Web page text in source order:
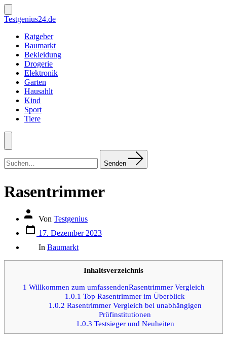
Zum
Inhalt
springen
Suche
ein-/ausblenden
Testgenius24.de
Ratgeber
Baumarkt
Bekleidung
Drogerie
Elektronik
Garten
Hausahlt
Kind
Sport
Tiere
Menü
nach:
Senden
Rasentrimmer
Autor
Beitrags
Von Testgenius
Datum
des
Beitrags
17. Dezember 2023
In Baumarkt
Inhaltsverzeichnis
1 Willkommen zum umfassendenRasentrimmer Vergleich
1.0.1 Top Rasentrimmer im Überblick
1.0.2 Rasentrimmer Vergleich bei unabhängigen
Prüfinstitutionen
1.0.3 Testsieger und Neuheiten